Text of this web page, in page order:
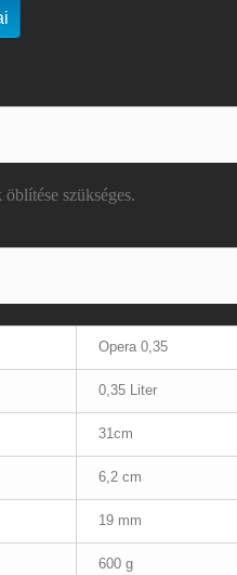
szükséges.
Opera 0,35
0,35 Liter
31cm
6,2 cm
19 mm
600 g